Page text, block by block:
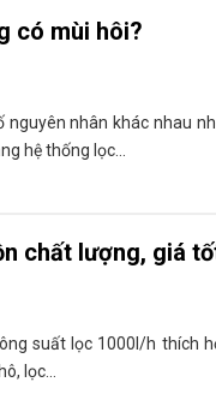
có mùi hôi?
nhân khác nhau
hệ thống lọc...
chất lượng, giá
suất lọc 1000l/h thích
lọc...